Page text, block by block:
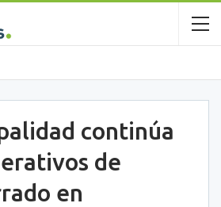
continúa
de
en